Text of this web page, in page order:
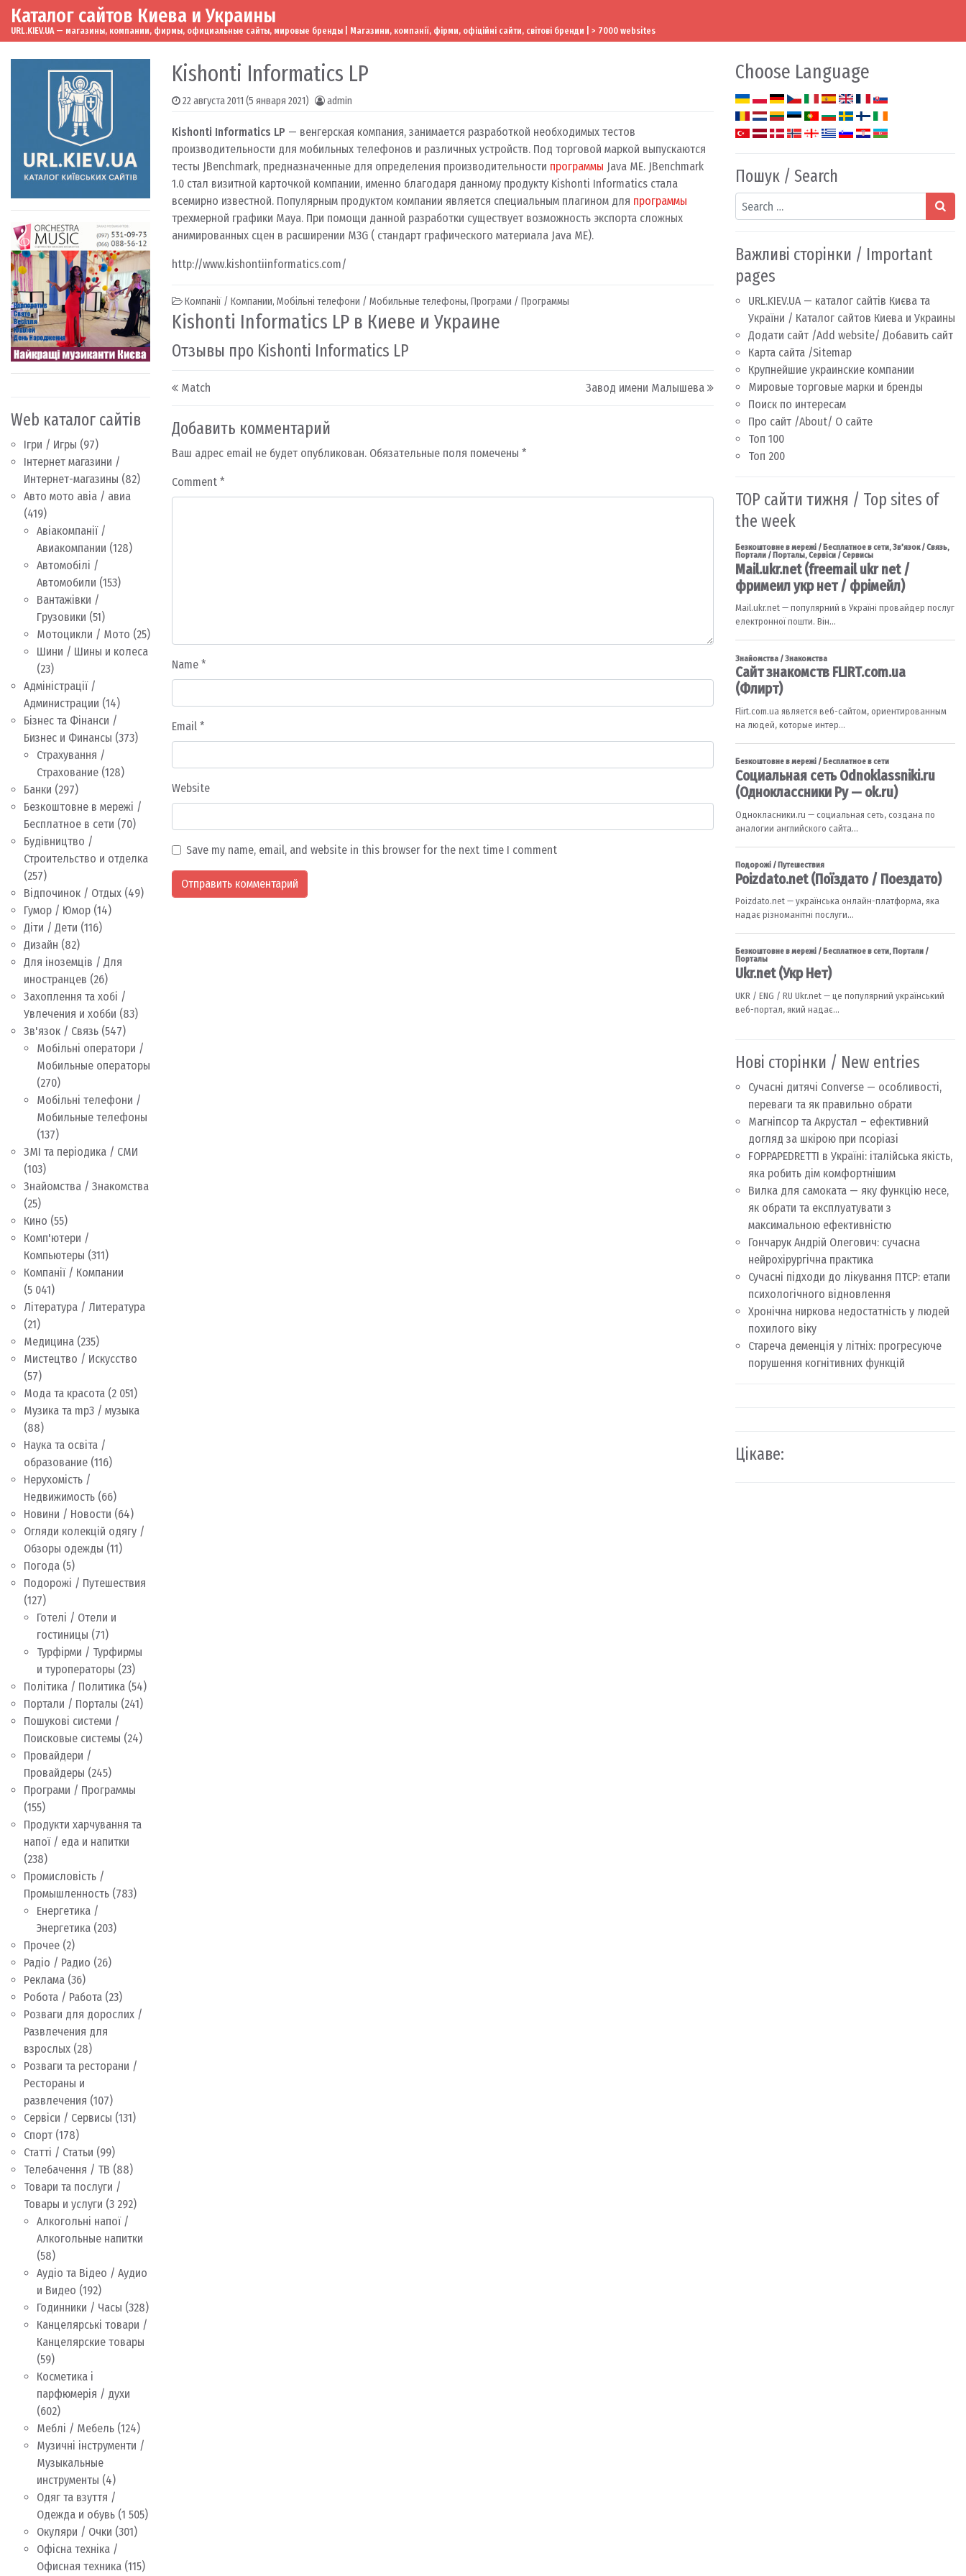
Skip to content
Main Navigation
Каталог сайтов Киева и Украины
URL.KIEV.UA — магазины, компании, фирмы, официальные сайты, мировые бренды | Магазини, компанії, фірми, офіційні сайти, світові бренди | > 7000 websites
Web каталог сайтів
Ігри / Игры (97)
Інтернет магазини /
Интернет-магазины (82)
Авто мото авіа / авиа
(419)
Авіакомпанії /
Авиакомпании (128)
Автомобілі /
Автомобили (153)
Вантажівки /
Грузовики (51)
Мотоцикли / Мото (25)
Шини / Шины и колеса
(23)
Адміністрації /
Администрации (14)
Бізнес та Фінанси /
Бизнес и Финансы (373)
Страхування /
Страхование (128)
Банки (297)
Безкоштовне в мережі /
Бесплатное в сети (70)
Будівництво /
Строительство и отделка
(257)
Відпочинок / Отдых (49)
Гумор / Юмор (14)
Діти / Дети (116)
Дизайн (82)
Для іноземців / Для
иностранцев (26)
Захоплення та хобі /
Увлечения и хобби (83)
Зв'язок / Связь (547)
Мобільні оператори /
Мобильные операторы
(270)
Мобільні телефони /
Мобильные телефоны
(137)
ЗМІ та періодика / СМИ
(103)
Знайомства / Знакомства
(25)
Кино (55)
Комп'ютери /
Компьютеры (311)
Компанії / Компании
(5 041)
Література / Литература
(21)
Медицина (235)
Мистецтво / Искусство
(57)
Мода та красота (2 051)
Музика та mp3 / музыка
(88)
Наука та освіта /
образование (116)
Нерухомість /
Недвижимость (66)
Новини / Новости (64)
Огляди колекцій одягу /
Обзоры одежды (11)
Погода (5)
Подорожі / Путешествия
(127)
Готелі / Отели и
гостиницы (71)
Турфірми / Турфирмы
и туроператоры (23)
Політика / Политика (54)
Портали / Порталы (241)
Пошукові системи /
Поисковые системы (24)
Провайдери /
Провайдеры (245)
Програми / Программы
(155)
Продукти харчування та
напої / еда и напитки
(238)
Промисловість /
Промышленность (783)
Енергетика /
Энергетика (203)
Прочее (2)
Радіо / Радио (26)
Реклама (36)
Робота / Работа (23)
Розваги для дорослих /
Развлечения для
взрослых (28)
Розваги та ресторани /
Рестораны и
развлечения (107)
Сервіси / Сервисы (131)
Спорт (178)
Статті / Статьи (99)
Телебачення / ТВ (88)
Товари та послуги /
Товары и услуги (3 292)
Алкогольні напої /
Алкогольные напитки
(58)
Аудіо та Відео / Аудио
и Видео (192)
Годинники / Часы (328)
Канцелярські товари /
Канцелярские товары
(59)
Косметика і
парфюмерія / духи
(602)
Меблі / Мебель (124)
Музичні інструменти /
Музыкальные
инструменты (4)
Одяг та взуття /
Одежда и обувь (1 505)
Окуляри / Очки (301)
Офісна техніка /
Офисная техника (115)
Kishonti Informatics LP
22 августа 2011 (5 января 2021) admin
Kishonti Informatics LP — венгерская компания, занимается разработкой необходимых тестов
производительности для мобильных телефонов и различных устройств. Под торговой маркой выпускаются
тесты JBenchmark, предназначенные для определения производительности программы Java ME. JBenchmark
1.0 стал визитной карточкой компании, именно благодаря данному продукту Kishonti Informatics стала
всемирно известной. Популярным продуктом компании является специальным плагином для программы
трехмерной графики Maya. При помощи данной разработки существует возможность экспорта сложных
анимированных сцен в расширении M3G ( стандарт графического материала Java ME).
http://www.kishontiinformatics.com/
Компанії / Компании, Мобільні телефони / Мобильные телефоны, Програми / Программы
Kishonti Informatics LP в Киеве и Украине
Отзывы про Kishonti Informatics LP
Post navigation
Match Завод имени Малышева
Добавить комментарий
Ваш адрес email не будет опубликован. Обязательные поля помечены *
Comment *
Name *
Email *
Website
Save my name, email, and website in this browser for the next time I comment
Choose Language
Пошук / Search
Search
Важливі сторінки / Important
pages
URL.KIEV.UA — каталог сайтів Києва та
України / Каталог сайтов Киева и Украины
Додати сайт /Add website/ Добавить сайт
Карта сайта /Sitemap
Крупнейшие украинские компании
Мировые торговые марки и бренды
Поиск по интересам
Про сайт /About/ О сайте
Топ 100
Топ 200
TOP сайти тижня / Top sites of
the week
Нові сторінки / New entries
Сучасні дитячі Converse — особливості,
переваги та як правильно обрати
Магніпсор та Акрустал – ефективний
догляд за шкірою при псоріазі
FOPPAPEDRETTI в Україні: італійська якість,
яка робить дім комфортнішим
Вилка для самоката — яку функцію несе,
як обрати та експлуатувати з
максимальною ефективністю
Гончарук Андрій Олегович: сучасна
нейрохірургічна практика
Сучасні підходи до лікування ПТСР: етапи
психологічного відновлення
Хронічна ниркова недостатність у людей
похилого віку
Стареча деменція у літніх: прогресуюче
порушення когнітивних функцій
Цікаве: